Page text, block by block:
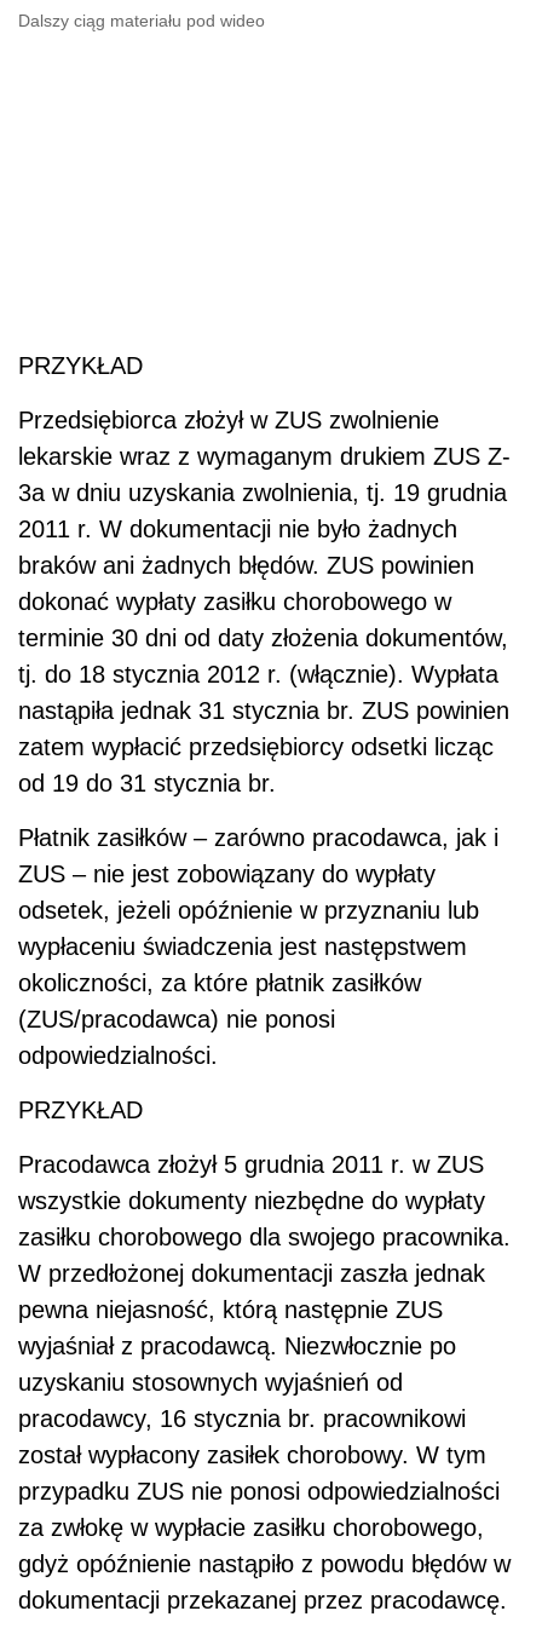
Dalszy ciąg materiału pod wideo
PRZYKŁAD
Przedsiębiorca złożył w ZUS zwolnienie
lekarskie wraz z wymaganym drukiem ZUS Z-
3a w dniu uzyskania zwolnienia, tj. 19 grudnia
2011 r. W dokumentacji nie było żadnych
braków ani żadnych błędów. ZUS powinien
dokonać wypłaty zasiłku chorobowego w
terminie 30 dni od daty złożenia dokumentów,
tj. do 18 stycznia 2012 r. (włącznie). Wypłata
nastąpiła jednak 31 stycznia br. ZUS powinien
zatem wypłacić przedsiębiorcy odsetki licząc
od 19 do 31 stycznia br.
Płatnik zasiłków – zarówno pracodawca, jak i
ZUS – nie jest zobowiązany do wypłaty
odsetek, jeżeli opóźnienie w przyznaniu lub
wypłaceniu świadczenia jest następstwem
okoliczności, za które płatnik zasiłków
(ZUS/pracodawca) nie ponosi
odpowiedzialności.
PRZYKŁAD
Pracodawca złożył 5 grudnia 2011 r. w ZUS
wszystkie dokumenty niezbędne do wypłaty
zasiłku chorobowego dla swojego pracownika.
W przedłożonej dokumentacji zaszła jednak
pewna niejasność, którą następnie ZUS
wyjaśniał z pracodawcą. Niezwłocznie po
uzyskaniu stosownych wyjaśnień od
pracodawcy, 16 stycznia br. pracownikowi
został wypłacony zasiłek chorobowy. W tym
przypadku ZUS nie ponosi odpowiedzialności
za zwłokę w wypłacie zasiłku chorobowego,
gdyż opóźnienie nastąpiło z powodu błędów w
dokumentacji przekazanej przez pracodawcę.